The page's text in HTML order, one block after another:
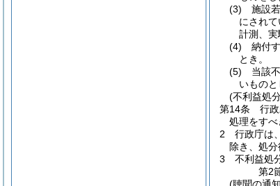
(3)
施設
にされ
計測、実
(4)
納付
とき。
(5)
当該
いもの
(不利益処
第14条
行
処理をすべ
2
行政庁は、
除き、処分
3
不利益処
第2